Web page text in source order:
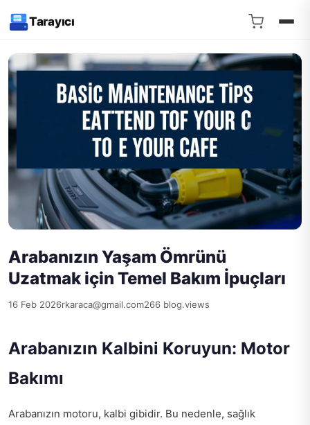
Tarayıcı
Arabanızın Yaşam Ömrünü
Uzatmak için Temel Bakım İpuçları
16 Feb 2026rkaraca@gmail.com266 blog.views
Arabanızın Kalbini Koruyun: Motor
Bakımı
Arabanızın motoru, kalbi gibidir. Bu nedenle, sağlık